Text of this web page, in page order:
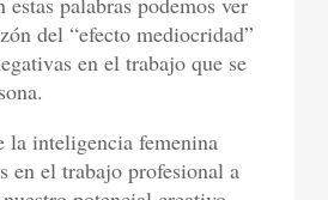
del “efecto mediocridad”
en el trabajo que se
la inteligencia femenina
en el trabajo profesional a